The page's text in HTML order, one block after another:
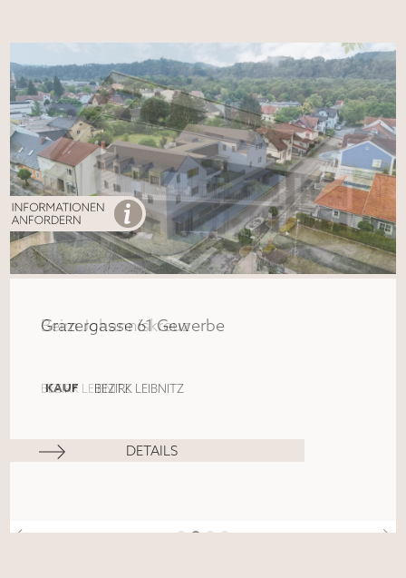
Grazergasse 61 Gewerbe
KAUF BEZIRK LEIBNITZ
DETAILS